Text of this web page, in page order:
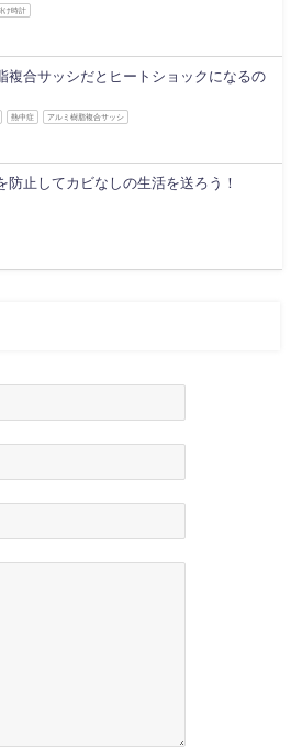
け時計
複合サッシだとヒートショックになるの
熱中症 アルミ樹脂複合サッシ
防止してカビなしの生活を送ろう！